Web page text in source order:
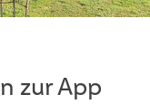
zur App